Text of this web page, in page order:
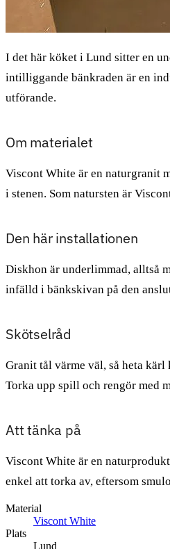
I det här köket i Lund sitter en
intilliggande bänkraden är en
utförande.
Om materialet
Viscont White är en naturgranit
i stenen. Som natursten är
Den här installationen
Diskhon är underlimmad, alltså
infälld i bänkskivan på den
Skötselråd
Granit tål värme väl, så heta
Torka upp spill och rengör med
Att tänka på
Viscont White är en
enkel att torka av, eftersom
Material
Viscont White
Plats
Lund